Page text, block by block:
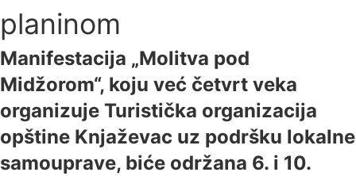
planinom
Manifestacija „Molitva pod
Midžorom“, koju već četvrt veka
organizuje Turistička organizacija
opštine Knjaževac uz podršku lokalne
samouprave, biće održana 6. i 10.